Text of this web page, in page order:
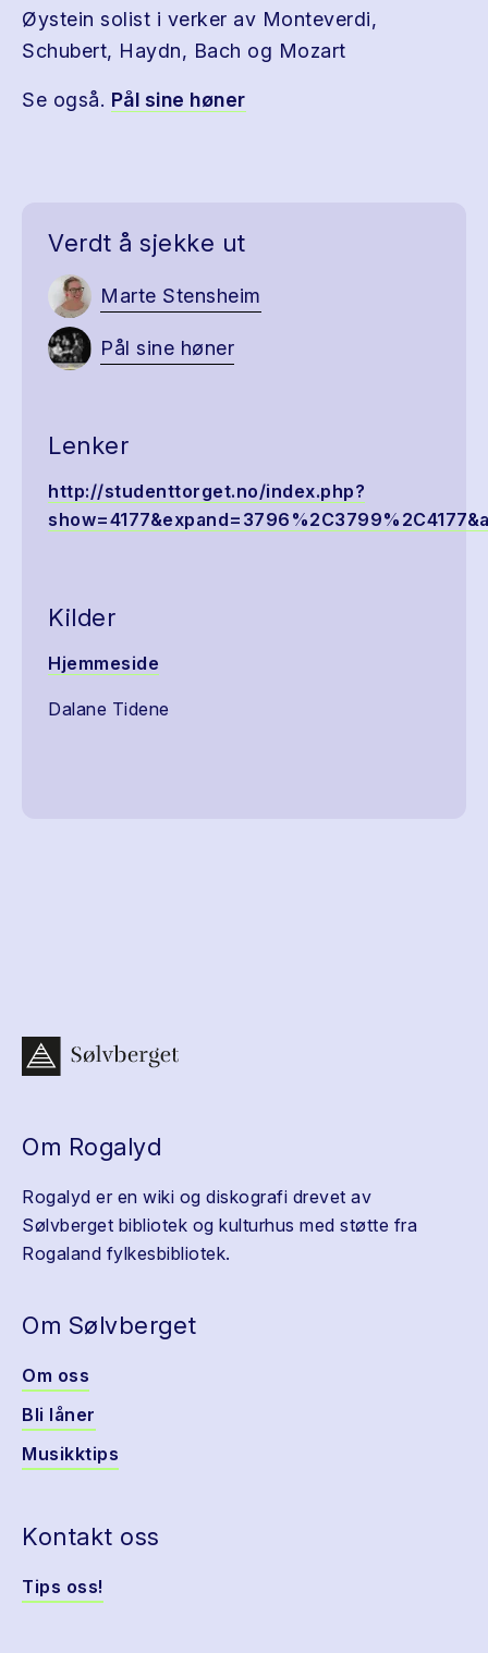
Øystein solist i verker av Monteverdi,
Schubert, Haydn, Bach og Mozart
Se også. Pål sine høner
Verdt å sjekke ut
Marte Stensheim
Pål sine høner
Lenker
http://studenttorget.no/index.php?
Kilder
Hjemmeside
Dalane Tidene
Om Rogalyd
Rogalyd er en wiki og diskografi drevet av
Sølvberget bibliotek og kulturhus med støtte fra
Rogaland fylkesbibliotek.
Om Sølvberget
Om oss
Bli låner
Musikktips
Kontakt oss
Tips oss!